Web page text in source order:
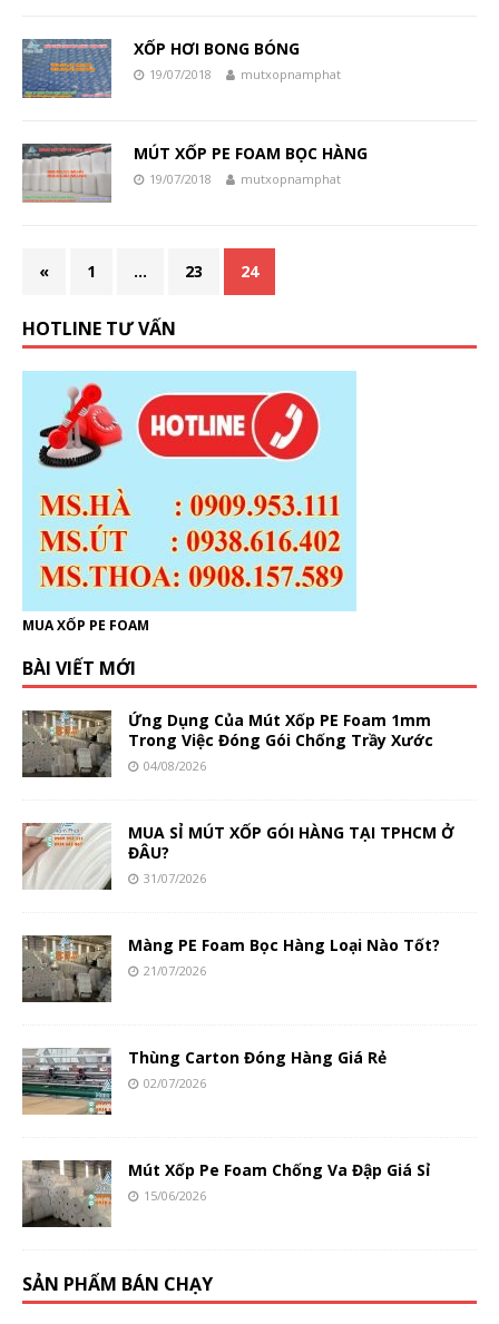
XỐP HƠI BONG BÓNG
19/07/2018 mutxopnamphat
MÚT XỐP PE FOAM BỌC HÀNG
19/07/2018 mutxopnamphat
« 1 … 23 24
HOTLINE TƯ VẤN
MUA XỐP PE FOAM
BÀI VIẾT MỚI
Ứng Dụng Của Mút Xốp PE Foam 1mm
Trong Việc Đóng Gói Chống Trầy Xước
04/08/2026
MUA SỈ MÚT XỐP GÓI HÀNG TẠI TPHCM Ở
ĐÂU?
31/07/2026
Màng PE Foam Bọc Hàng Loại Nào Tốt?
21/07/2026
Thùng Carton Đóng Hàng Giá Rẻ
02/07/2026
Mút Xốp Pe Foam Chống Va Đập Giá Sỉ
15/06/2026
SẢN PHẨM BÁN CHẠY